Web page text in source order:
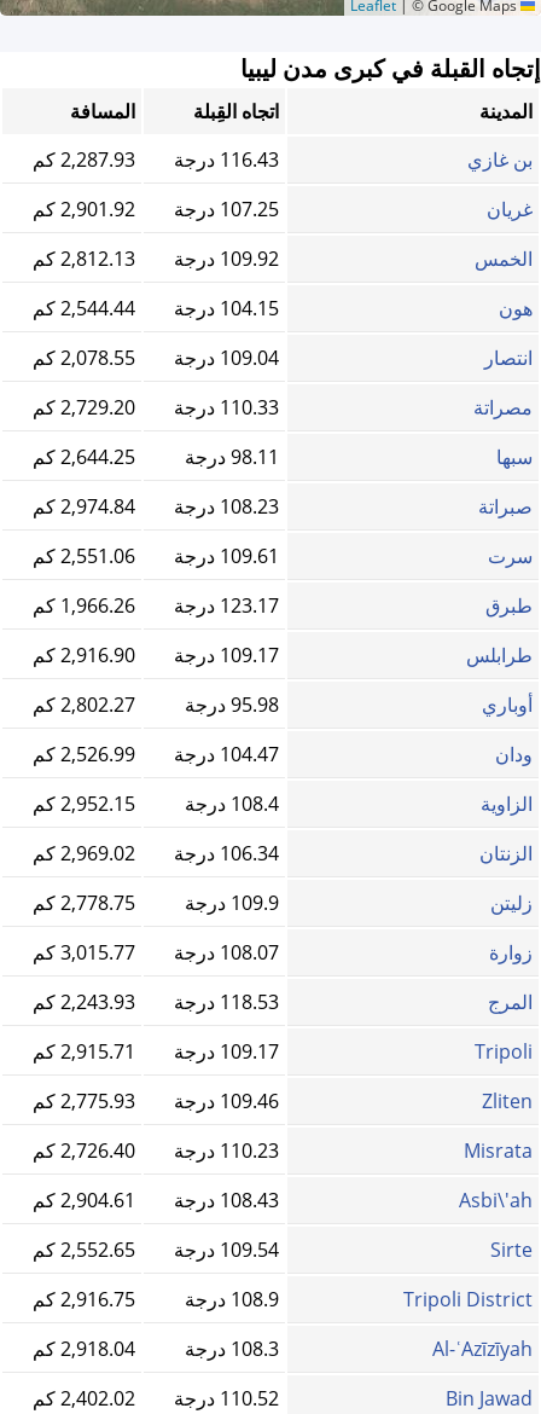
© Google Maps
إتجاه القبلة في كبرى مدن ليبيا
المدينة اتجاه القِبلة
المسافة
بن غازي
116.43 درجة
2,287.93 كم
غريان
107.25 درجة
2,901.92 كم
الخمس
109.92 درجة
2,812.13 كم
هون
104.15 درجة
2,544.44 كم
انتصار
109.04 درجة
2,078.55 كم
مصراتة
110.33 درجة
2,729.20 كم
سبها
98.11 درجة
2,644.25 كم
صبراتة
108.23 درجة
2,974.84 كم
سرت
109.61 درجة
2,551.06 كم
طبرق
123.17 درجة
1,966.26 كم
طرابلس
109.17 درجة
2,916.90 كم
أوباري
95.98 درجة
2,802.27 كم
ودان
104.47 درجة
2,526.99 كم
الزاوية
108.4 درجة
2,952.15 كم
الزنتان
106.34 درجة
2,969.02 كم
زليتن
109.9 درجة
2,778.75 كم
زوارة
108.07 درجة
3,015.77 كم
المرج
118.53 درجة
2,243.93 كم
Tripoli
109.17 درجة
2,915.71 كم
Zliten
109.46 درجة
2,775.93 كم
Misrata
110.23 درجة
2,726.40 كم
Asbi\'ah
108.43 درجة
2,904.61 كم
Sirte
109.54 درجة
2,552.65 كم
Tripoli District
108.9 درجة
2,916.75 كم
Al-ʿAzīzīyah
108.3 درجة
2,918.04 كم
Bin Jawad
110.52 درجة
2,402.02 كم